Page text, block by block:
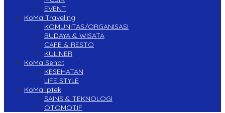
EVENT
KoMa Traveling
KOMUNITAS/ORGANISASI
BUDAYA & WISATA
CAFE & RESTO
KULINER
KoMa Sehat
KESEHATAN
LIFE STYLE
KoMa Iptek
SAINS & TEKNOLOGI
OTOMOTIF